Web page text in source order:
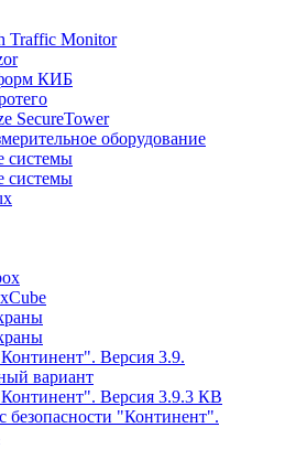
Traffic Monitor
КИБ
SecureTower
оборудование
системы
системы
Версия 3.9.
вариант
Версия 3.9.3 КВ
безопасности "Континент".